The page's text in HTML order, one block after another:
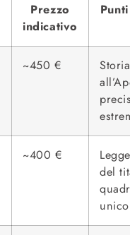
Prezzo
indicativo
~450 €
~400 €
del
unico